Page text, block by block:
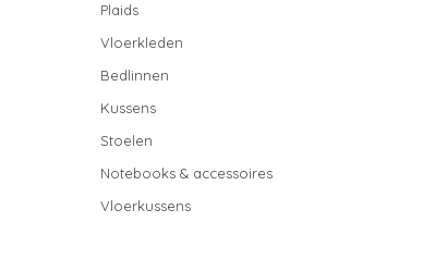
Plaids
Vloerkleden
Bedlinnen
Kussens
Stoelen
Notebooks & accessoires
Vloerkussens